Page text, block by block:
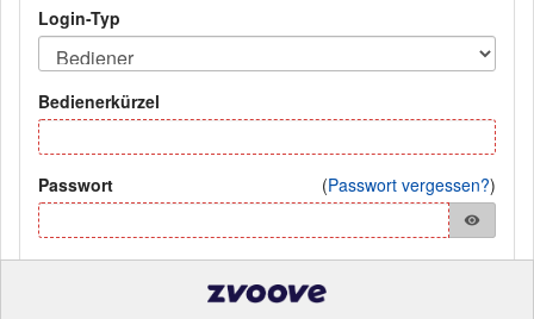
Hauptmenü
Login-Typ
Bedienerkürzel
(Passwort vergessen?)
Passwort
visibility
Anmelden